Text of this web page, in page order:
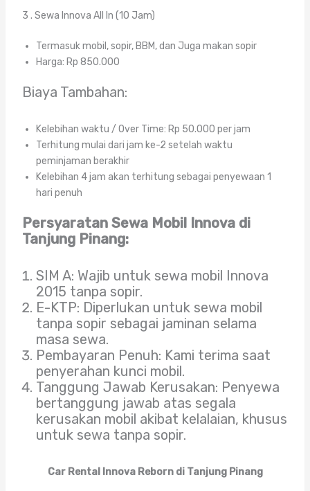
3 . Sewa Innova All In (10 Jam)
Termasuk mobil, sopir, BBM, dan Juga makan sopir
Harga: Rp 850.000
Biaya Tambahan:
Kelebihan waktu / Over Time: Rp 50.000 per jam
Terhitung mulai dari jam ke-2 setelah waktu
peminjaman berakhir
Kelebihan 4 jam akan terhitung sebagai penyewaan 1
hari penuh
Persyaratan Sewa Mobil Innova di
Tanjung Pinang:
SIM A: Wajib untuk sewa mobil Innova
2015 tanpa sopir.
E-KTP: Diperlukan untuk sewa mobil
tanpa sopir sebagai jaminan selama
masa sewa.
Pembayaran Penuh: Kami terima saat
penyerahan kunci mobil.
Tanggung Jawab Kerusakan: Penyewa
bertanggung jawab atas segala
kerusakan mobil akibat kelalaian, khusus
untuk sewa tanpa sopir.
Car Rental Innova Reborn di Tanjung Pinang